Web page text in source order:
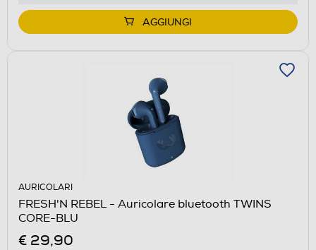
AGGIUNGI
AURICOLARI
FRESH'N REBEL - Auricolare bluetooth TWINS
CORE-BLU
€ 29,90